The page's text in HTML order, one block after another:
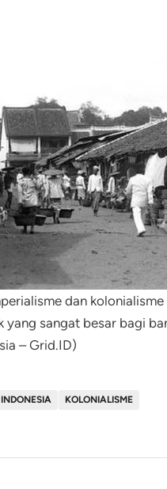
dan
yang sangat besar bagi
– Grid.ID)
INDONESIA KOLONIALISME